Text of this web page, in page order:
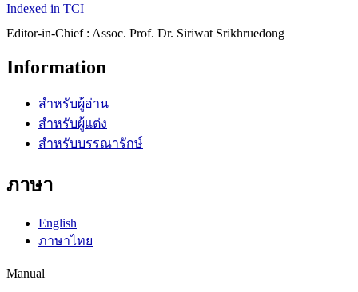
Indexed in TCI
Editor-in-Chief : Assoc. Prof. Dr. Siriwat Srikhruedong
Information
สำหรับผู้อ่าน
สำหรับผู้แต่ง
สำหรับบรรณารักษ์
ภาษา
English
ภาษาไทย
Manual